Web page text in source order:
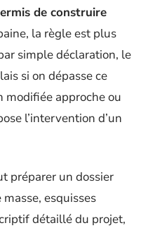
de construire
la règle est plus
simple déclaration, le
si on dépasse ce
modifiée approche ou
l’intervention d’un
préparer un dossier
esquisses
détaillé du projet,